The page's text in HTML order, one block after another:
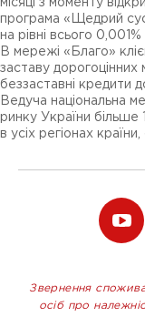
місяці з моменту
програма «Щедрий
на рівні всього 0,001%
В мережі «Благо»
заставу дорогоцінних
беззаставні кредити
Ведуча національна
ринку України більше
в усіх регіонах
Звернення
осіб про